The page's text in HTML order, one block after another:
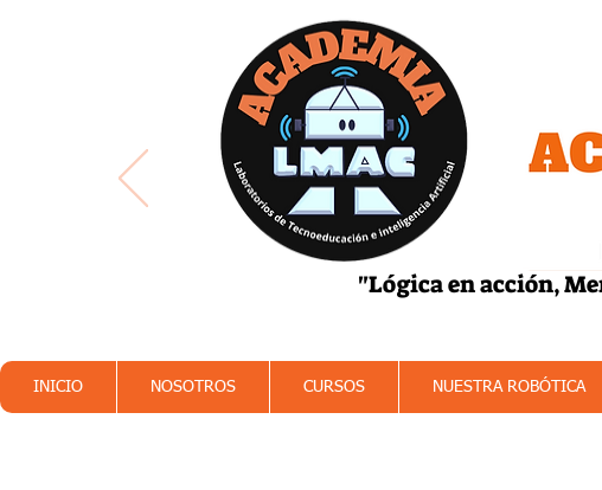
"Lógica en acción,
INICIO NOSOTROS CURSOS NUESTRA ROBÓTICA